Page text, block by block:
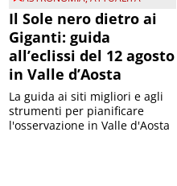
Il Sole nero dietro ai
Giganti: guida
all’eclissi del 12 agosto
in Valle d’Aosta
La guida ai siti migliori e agli
strumenti per pianificare
l'osservazione in Valle d'Aosta